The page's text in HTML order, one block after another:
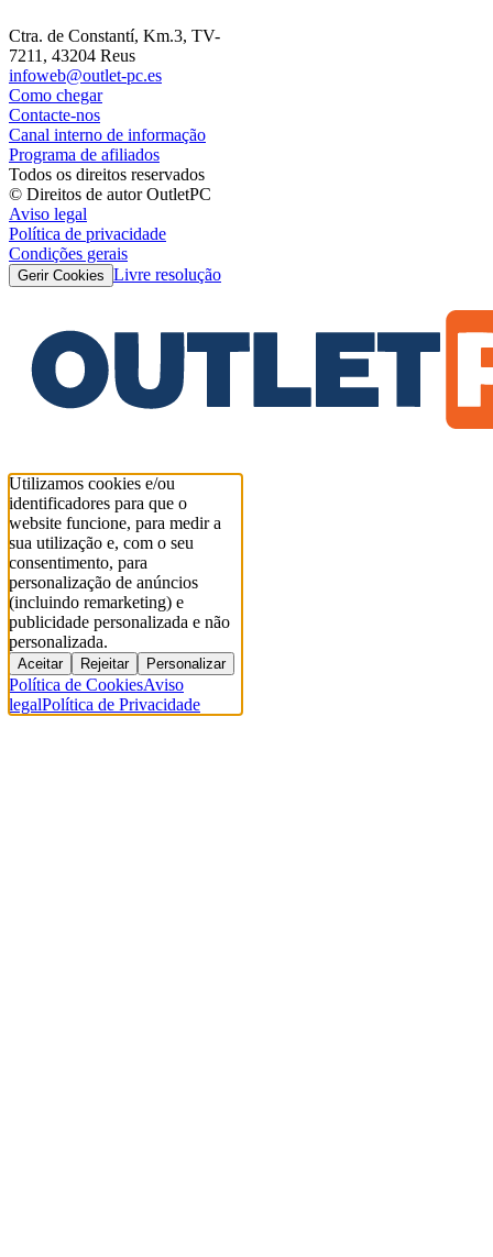
Ctra. de Constantí, Km.3, TV-
7211, 43204 Reus
infoweb@outlet-pc.es
Como chegar
Contacte-nos
Canal interno de informação
Programa de afiliados
Todos os direitos reservados
© Direitos de autor OutletPC
Aviso legal
Política de privacidade
Condições gerais
Gerir Cookies Livre resolução
Utilizamos cookies e/ou
identificadores para que o
website funcione, para medir a
sua utilização e, com o seu
consentimento, para
personalização de anúncios
(incluindo remarketing) e
publicidade personalizada e não
personalizada.
Aceitar Rejeitar Personalizar
Política de CookiesAviso
legalPolítica de Privacidade